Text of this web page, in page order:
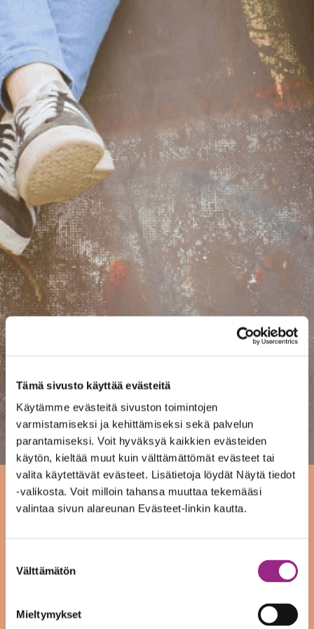
Tämä sivusto käyttää evästeitä
Käytämme evästeitä sivuston toimintojen
varmistamiseksi ja kehittämiseksi sekä palvelun
parantamiseksi. Voit hyväksyä kaikkien evästeiden
käytön, kieltää muut kuin välttämättömät evästeet tai
valita käytettävät evästeet. Lisätietoja löydät Näytä tiedot
-valikosta. Voit milloin tahansa muuttaa tekemääsi
valintaa sivun alareunan Evästeet-linkin kautta.
valinta
Välttämätön
Mieltymykset